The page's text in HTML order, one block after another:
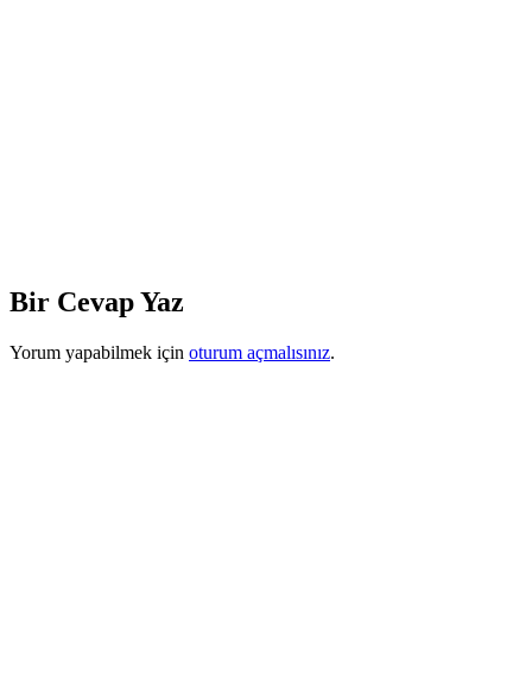
Bir Cevap Yaz
Yorum yapabilmek için oturum açmalısınız.